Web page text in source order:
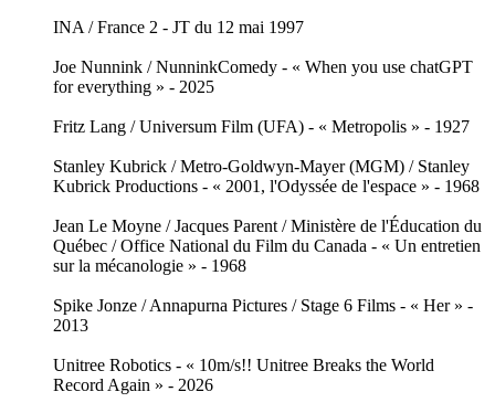
INA / France 2 - JT du 12 mai 1997
Joe Nunnink / NunninkComedy - « When you use chatGPT
for everything » - 2025
Fritz Lang / Universum Film (UFA) - « Metropolis » - 1927
Stanley Kubrick / Metro-Goldwyn-Mayer (MGM) / Stanley
Kubrick Productions - « 2001, l'Odyssée de l'espace » - 1968
Jean Le Moyne / Jacques Parent / Ministère de l'Éducation du
Québec / Office National du Film du Canada - « Un entretien
sur la mécanologie » - 1968
Spike Jonze / Annapurna Pictures / Stage 6 Films - « Her » -
2013
Unitree Robotics - « 10m/s!! Unitree Breaks the World
Record Again » - 2026